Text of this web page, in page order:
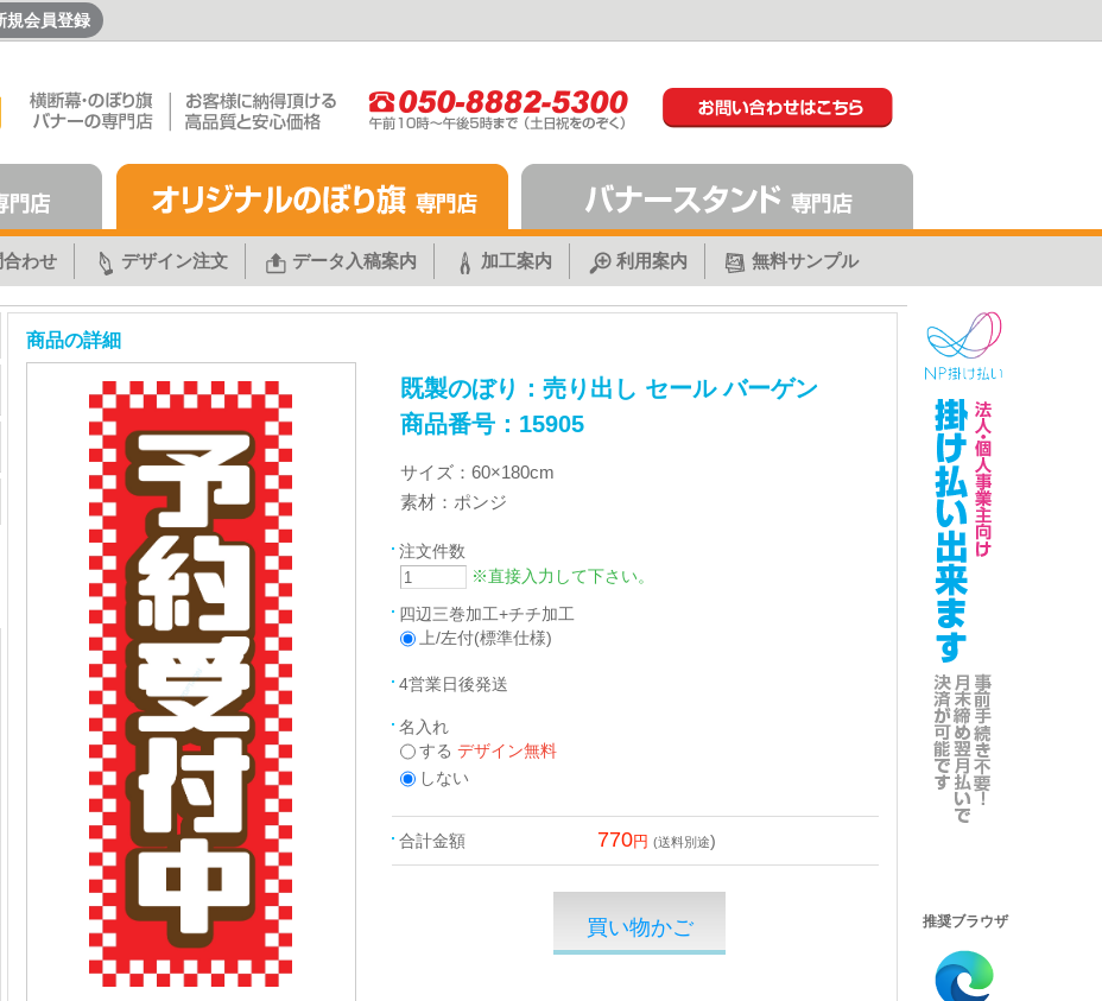
規会員登録
合わせ デザイン注文 データ入稿案内 加工案内 利用案内 無料サンプル
推奨ブラウザ
商品の詳細
既製のぼり：売り出し セール バーゲン
商品番号：15905
サイズ：60×180cm
素材：ポンジ
注文件数
※直接入力して下さい。
四辺三巻加工+チチ加工
上/左付(標準仕様)
4営業日後発送
名入れ
する デザイン無料
しない
合計金額 770 (送料別途)